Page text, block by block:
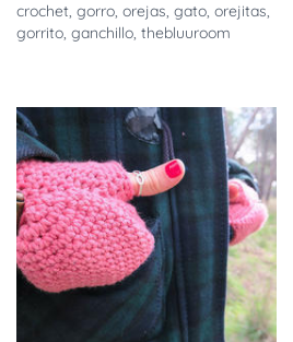
crochet,gorro,orejas,gato,orejitas,
gorrito,ganchillo,thebluuroom